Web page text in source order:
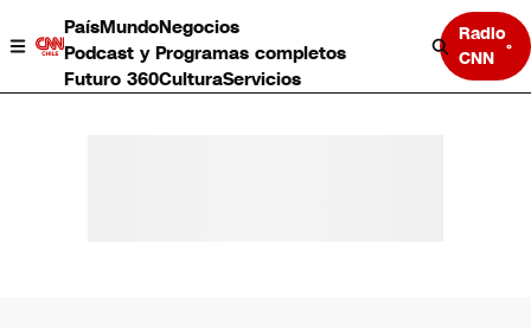
PaísMundoNegocios
Podcast y Programas completos
Futuro 360CulturaServicios
Radio
CNN